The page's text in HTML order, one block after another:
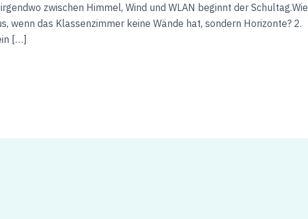
zwischen Himmel, Wind und WLAN beginnt der Schultag.Wie
wenn das Klassenzimmer keine Wände hat, sondern Horizonte? 2.
[…]